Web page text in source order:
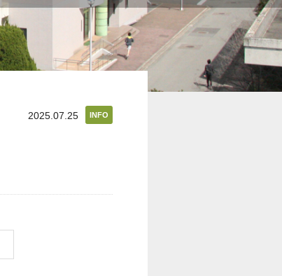
INFO
2025.07.25